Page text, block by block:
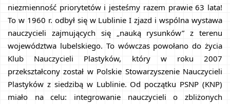
niezmienność priorytetów i jesteśmy razem prawie 63 lata!
To w 1960 r. odbył się w Lublinie I zjazd i wspólna wystawa
nauczycieli zajmujących się „nauką rysunków” z terenu
województwa lubelskiego. To wówczas powołano do życia
Klub Nauczycieli Plastyków, który w roku 2007
przekształcony został w Polskie Stowarzyszenie Nauczycieli
Plastyków z siedzibą w Lublinie. Od początku PSNP (KNP)
miało na celu: integrowanie nauczycieli o zbliżonych